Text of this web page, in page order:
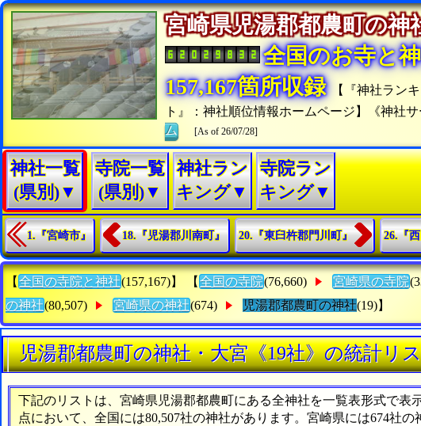
宮崎県児湯郡都農町の
全国のお寺と
157,167箇所収録
【『神社ラン
ト』：神社順位情報ホームページ】《神社
ム
[As of 26/07/28]
神社一覧
(県別)▼
寺院一覧
(県別)▼
神社ラン
キング▼
寺院ラン
キング▼
1.『宮崎市』 18.『児湯郡川南町』 20.『東臼杵郡門川町』 26.『
【 全国の寺院と神社(157,167)】 【 全国の寺院(76,660) 宮崎県の寺院
の神社(80,507) 宮崎県の神社(674) 児湯郡都農町の神社(19)】
児湯郡都農町の神社・大宮《19社》の統計リ
下記のリストは、宮崎県児湯郡都農町にある全神社を一覧表形式で表
点において、全国には80,507社の神社があります。宮崎県には674社